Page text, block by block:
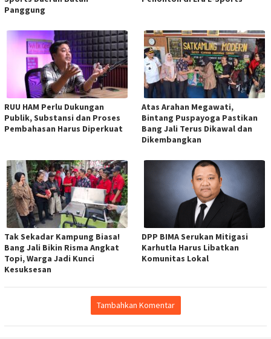
Panggung
RUU HAM Perlu Dukungan
Publik, Substansi dan Proses
Pembahasan Harus Diperkuat
Atas Arahan Megawati,
Bintang Puspayoga Pastikan
Bang Jali Terus Dikawal dan
Dikembangkan
Tak Sekadar Kampung Biasa!
Bang Jali Bikin Risma Angkat
Topi, Warga Jadi Kunci
Kesuksesan
DPP BIMA Serukan Mitigasi
Karhutla Harus Libatkan
Komunitas Lokal
Tambahkan Komentar